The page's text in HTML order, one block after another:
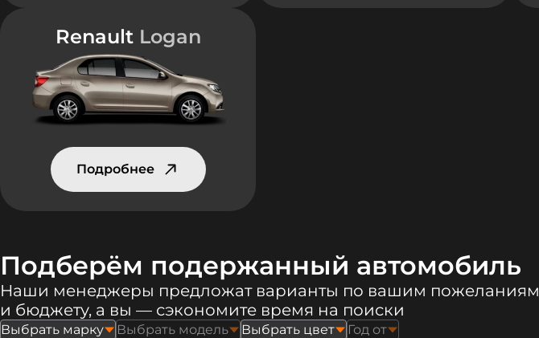
Renault Logan
Подробнее
Подберём подержанный автомобиль
Наши менеджеры предложат варианты по вашим пожеланиям
и бюджету, а вы — сэкономите время на поиски
Выбрать марку Выбрать модель Выбрать цвет Год от